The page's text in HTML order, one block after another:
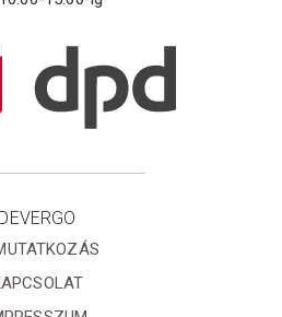
DEVERGO